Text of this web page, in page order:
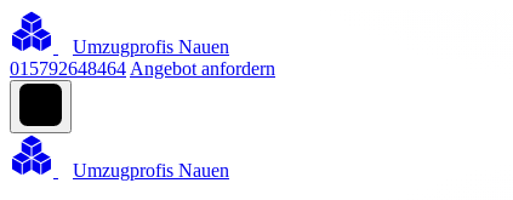
Umzugprofis Nauen
015792648464 Angebot anfordern
Umzugprofis Nauen